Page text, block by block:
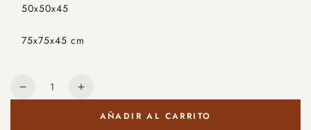
no
50x50x45
Variante
no
75x75x45 cm
Variante
disponible
Cantidad
Reducir
Aumentar
paraAÑADIR AL CARRITO